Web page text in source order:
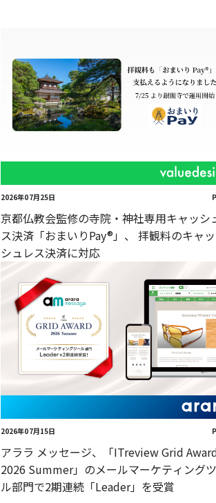
2026年07月25日
京都仏教会監修の寺院・神社専用キャッシ
ス決済「おまいりPay®」、 拝観料のキャッ
シュレス決済に対応
2026年07月15日
アララ メッセージ、「ITreview Grid
2026 Summer」のメールマーケティング
ル部門で2期連続「Leader」を受賞